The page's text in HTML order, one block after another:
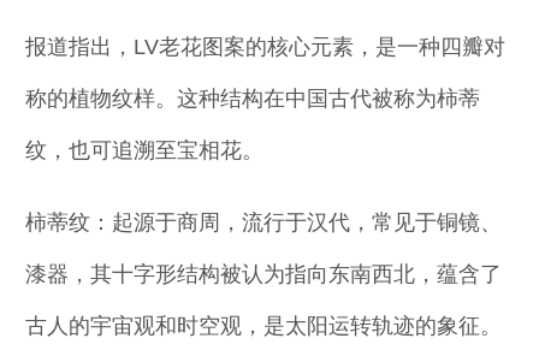
报道指出，LV老花图案的核心元素，是一种四瓣对
称的植物纹样。这种结构在中国古代被称为柿蒂
纹，也可追溯至宝相花。
柿蒂纹：起源于商周，流行于汉代，常见于铜镜、
漆器，其十字形结构被认为指向东南西北，蕴含了
古人的宇宙观和时空观，是太阳运转轨迹的象征。